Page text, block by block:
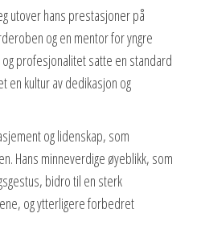
utover hans prestasjoner på
og en mentor for yngre
profesjonalitet satte en standard
en kultur av dedikasjon og
og lidenskap, som
Hans minneverdige øyeblikk, som
bidro til en sterk
og ytterligere forbedret